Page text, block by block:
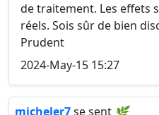
de traitement. Les effets
réels. Sois sûr de bien
Prudent
2024-May-15 15:27
micheler7se sent 🌿